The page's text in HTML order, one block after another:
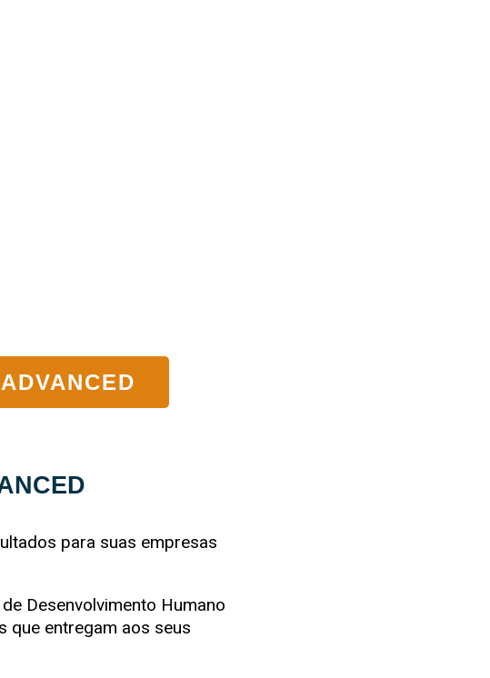
para suas empresas
Desenvolvimento Humano
que entregam aos seus